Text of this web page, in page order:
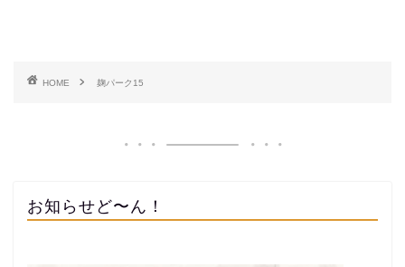
HOME 麹パーク15
お知らせど〜ん！